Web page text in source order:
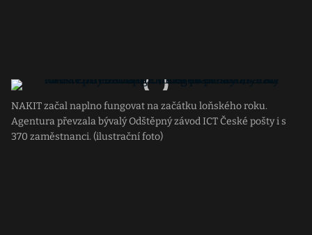
NAKIT začal naplno fungovat na začátku loňského roku.
Agentura převzala bývalý Odštěpný závod ICT České pošty i s
370 zaměstnanci. (ilustrační foto)